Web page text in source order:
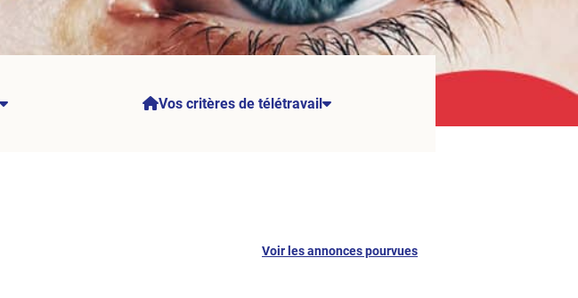
Vos critères de télétravail
Voir les annonces pourvues